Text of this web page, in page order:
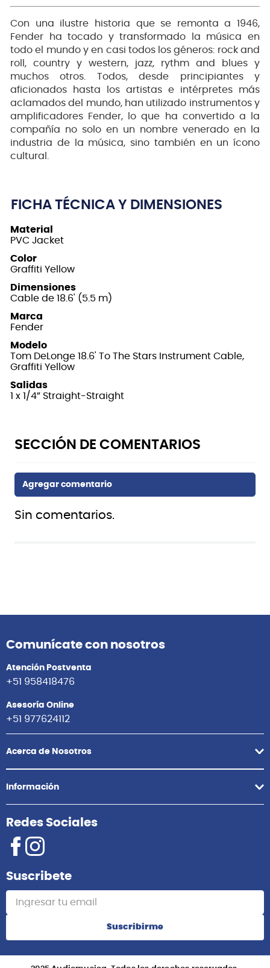
Con una ilustre historia que se remonta a 1946,
Fender ha tocado y transformado la música en
todo el mundo y en casi todos los géneros: rock and
roll, country y western, jazz, rythm and blues y
muchos otros. Todos, desde principiantes y
aficionados hasta los artistas e intérpretes más
aclamados del mundo, han utilizado instrumentos y
amplificadores Fender, lo que ha convertido a la
compañía no solo en un nombre venerado en la
industria de la música, sino también en un ícono
cultural.
FICHA TÉCNICA Y DIMENSIONES
Material
PVC Jacket
Color
Graffiti Yellow
Dimensiones
Cable de 18.6' (5.5 m)
Marca
Fender
Modelo
Tom DeLonge 18.6' To The Stars Instrument Cable,
Graffiti Yellow
Salidas
1 x 1/4” Straight-Straight
Sin comentarios.
Comunícate con nosotros
Atención Postventa
+51 958418476
Asesoría Online
+51 977624112
Acerca de Nosotros
Información
Redes Sociales
Suscribete
Suscribirme